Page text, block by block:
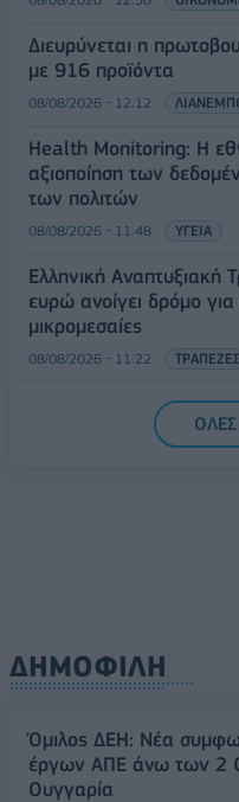
Διευρύνεται η
με 916 προϊόντα
08/08/2026 - 12:12
Health Monitoring: Η
αξιοποίηση των
των πολιτών
08/08/2026 - 11:48 ΥΓΕΙΑ
Ελληνική Αναπτυξιακή
ευρώ ανοίγει δρόμο
μικρομεσαίες
08/08/2026 - 11:22 ΤΡΑΠΕΖΕΣ
5G παντού, 6G στον
Ελλάδα στη μεγάληΟΛΕΣ
ΔΗΜΟΦΙΛΗ
Όμιλος ΔΕΗ: Νέα
έργων ΑΠΕ άνω των 2
Ουγγαρία